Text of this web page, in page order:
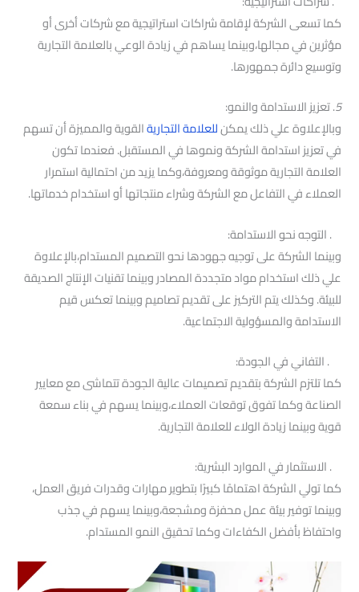
كما تسعى الشركة لإقامة شراكات استراتيجية مع شركات أخرى أو
مؤثرين في مجالها،وبينما يساهم في زيادة الوعي بالعلامة التجارية
وتوسيع دائرة جمهورها.
5. تعزيز الاستدامة والنمو:
وبالإعلاوة علي ذلك يمكنللعلامة التجاريةالقوية والمميزة أن تسهم
في تعزيز استدامة الشركة ونموها في المستقبل. فعندما تكون
العلامة التجارية موثوقة ومعروفة،وكما يزيد من احتمالية استمرار
العملاء في التفاعل مع الشركة وشراء منتجاتها أو استخدام خدماتها.
. التوجه نحو الاستدامة:
وبينما الشركة على توجيه جهودها نحو التصميم المستدام،بالإعلاوة
علي ذلك استخدام مواد متجددة المصادر وبينما تقنيات الإنتاج الصديقة
للبيئة. وكذلك يتم التركيز على تقديم تصاميم وبينما تعكس قيم
الاستدامة والمسؤولية الاجتماعية.
. التفاني في الجودة:
كما تلتزم الشركة بتقديم تصميمات عالية الجودة تتماشى مع معايير
الصناعة وكما تفوق توقعات العملاء،وبينما يسهم في بناء سمعة
قوية وبينما زيادة الولاء للعلامة التجارية.
. الاستثمار في الموارد البشرية:
كما تولي الشركة اهتمامًا كبيرًا بتطوير مهارات وقدرات فريق العمل،
وبينما توفير بيئة عمل محفزة ومشجعة،وبينما يسهم في جذب
واحتفاظ بأفضل الكفاءات وكما تحقيق النمو المستدام.